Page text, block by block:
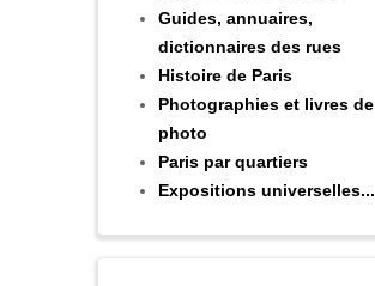
Guides, annuaires,
dictionnaires des rues
Histoire de Paris
Photographies et livres de
photo
Paris par quartiers
Expositions universelles...